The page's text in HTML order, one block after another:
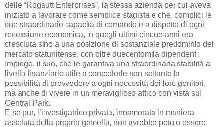
delle “Rogautt Enterprises”, la stessa azienda per cui aveva
iniziato a lavorare come semplice stagista e che, complici le
sue straordinarie capacità di comando e a dispetto di ogni
recessione economica, in quegli ultimi cinque anni era
cresciuta sino a una posizione di sostanziale predominio del
mercato statunitense, con oltre duecentomila dipendenti.
Impiego, il suo, che le garantiva una straordinaria stabilità a
livello finanziario utile a concederle non soltanto la
possibilità di provvedere a ogni necessità dei loro genitori,
ma anche di vivere in un meraviglioso attico con vista sul
Central Park.
E se pur, l’investigatrice privata, innamorata in maniera
assoluta della propria gemella, non avrebbe potuto essere